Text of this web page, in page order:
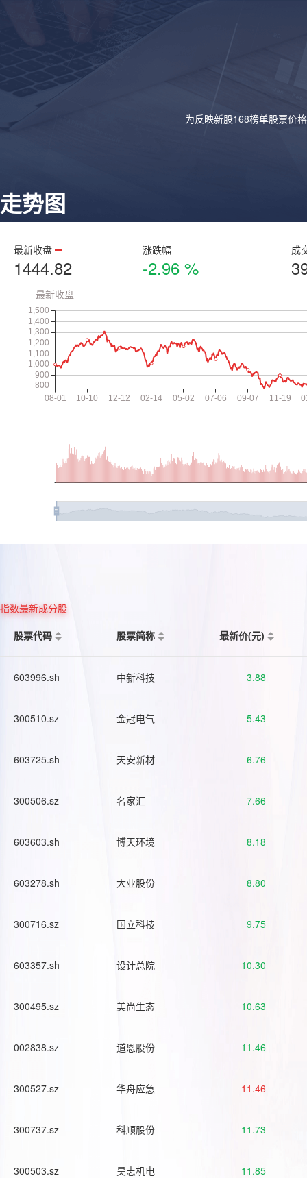
为反映新股168榜单股票价
走势图
最新收盘
1444.82
涨跌幅
-2.96 %
成
指数最新成分股
股票代码
股票简称 最新价(元)
603996.sh 中新科技 3.88
300510.sz 金冠电气 5.43
603725.sh 天安新材 6.76
300506.sz 名家汇 7.66
603603.sh 博天环境 8.18
603278.sh 大业股份 8.80
300716.sz 国立科技 9.75
603357.sh 设计总院 10.30
300495.sz 美尚生态 10.63
002838.sz 道恩股份 11.46
300527.sz 华舟应急 11.46
300737.sz 科顺股份 11.73
300503.sz 昊志机电 11.85